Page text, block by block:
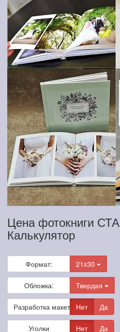
Цена фотокниги
Калькулятор
Формат: 21x30
Обложка: Твердая
Разработка макета Нет Да
Уголки Нет Да